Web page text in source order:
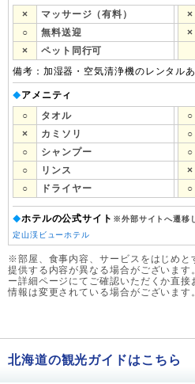
×
マッサージ（有料） ×
○
無料送迎 ×
×
ペット同行可
備考：加湿器・空気清浄機のレンタルあ
◆アメニティ
○
タオル ○
×
カミソリ ○
○
シャンプー ○
○
リンス ×
○
ドライヤー ○
◆ホテルの公式サイト ※外部サイトへ遷移
定山渓ビューホテル
※部屋、食事内容、サービスをはじめと
提供する内容が異なる場合がございま
ー詳細ページにてご確認いただくか直
情報は変更されている場合がございます
北海道の観光ガイドはこちら